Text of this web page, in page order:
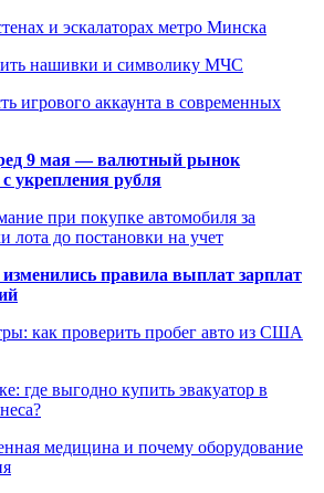
и эскалаторах метро Минска
нашивки и символику МЧС
игрового аккаунта в современных
9 мая — валютный рынок
укрепления рубля
при покупке автомобиля за
лота до постановки на учет
правила выплат зарплат
как проверить пробег авто из США
где выгодно купить эвакуатор в
медицина и почему оборудование